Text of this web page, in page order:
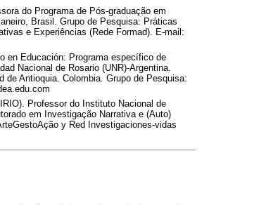
do Programa de Pós-graduação em
Brasil. Grupo de Pesquisa: Práticas
e Experiências (Rede Formad). E-mail:
en Educación: Programa específico de
Nacional de Rosario (UNR)-Argentina.
de Antioquia. Colombia. Grupo de Pesquisa:
Professor do Instituto Nacional de
em Investigação Narrativa e (Auto)
y Red Investigaciones-vidas